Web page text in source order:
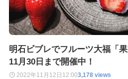
明石ビブレでフルーツ大福「
11月30日まで開催中！
2022年11月12日 12:003,178 views